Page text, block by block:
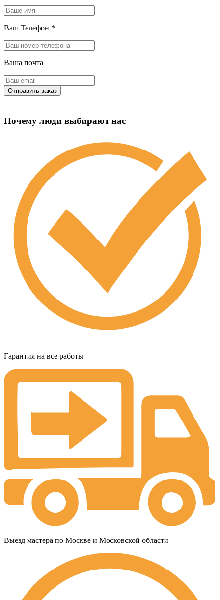
Ваш Телефон *
Ваша почта
Почему люди выбирают нас
Гарантия на все работы
Выезд мастера по Москве и Московской области